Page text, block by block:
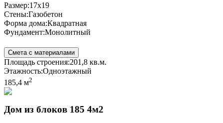
Размер:17x19
Стены:Газобетон
Форма дома:Квадратная
Фундамент:Монолитный
Смета с материалами
Площадь строения:201,8 кв.м.
Этажность:Одноэтажный
185,4 м2
Дом из блоков 185 4м2